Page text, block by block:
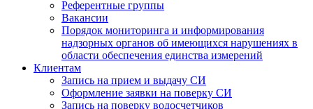
Референтные группы
Вакансии
Порядок мониторинга и информирования
надзорных органов об имеющихся нарушениях в
области обеспечения единства измерений
Клиентам
Запись на прием и выдачу СИ
Оформление заявки на поверку СИ
Запись на поверку водосчетчиков